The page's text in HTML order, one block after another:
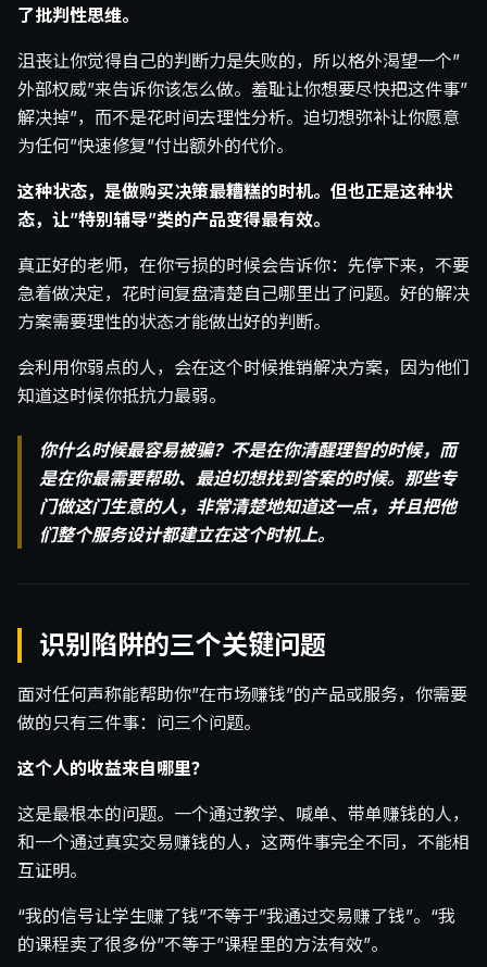
了批判性思维。
沮丧让你觉得自己的判断力是失败的，所以格外渴望一个”
外部权威”来告诉你该怎么做。羞耻让你想要尽快把这件事”
解决掉”，而不是花时间去理性分析。迫切想弥补让你愿意
为任何”快速修复”付出额外的代价。
这种状态，是做购买决策最糟糕的时机。但也正是这种状
态，让”特别辅导”类的产品变得最有效。
真正好的老师，在你亏损的时候会告诉你：先停下来，不要
急着做决定，花时间复盘清楚自己哪里出了问题。好的解决
方案需要理性的状态才能做出好的判断。
会利用你弱点的人，会在这个时候推销解决方案，因为他们
知道这时候你抵抗力最弱。
你什么时候最容易被骗？不是在你清醒理智的时候，而
是在你最需要帮助、最迫切想找到答案的时候。那些专
门做这门生意的人，非常清楚地知道这一点，并且把他
们整个服务设计都建立在这个时机上。
识别陷阱的三个关键问题
面对任何声称能帮助你”在市场赚钱”的产品或服务，你需要
做的只有三件事：问三个问题。
这个人的收益来自哪里？
这是最根本的问题。一个通过教学、喊单、带单赚钱的人，
和一个通过真实交易赚钱的人，这两件事完全不同，不能相
互证明。
“我的信号让学生赚了钱”不等于”我通过交易赚了钱”。“我
的课程卖了很多份”不等于”课程里的方法有效”。